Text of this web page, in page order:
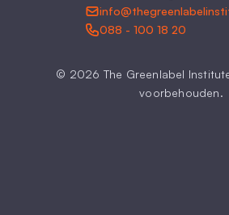
088 - 100 18 20
© 2026 The Greenlabel
voorbehouden.